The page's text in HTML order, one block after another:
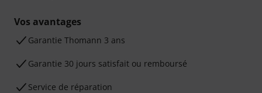
Vos avantages
Ga­ran­tie Thomann 3 ans
Garantie 30 jours satisfait ou remboursé
Service de réparation